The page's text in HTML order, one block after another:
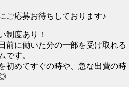
ご応募お待ちしております♪
制度あり！
前に働いた分の一部を受け取れる
です。
初めてすぐの時や、急な出費の時
◎